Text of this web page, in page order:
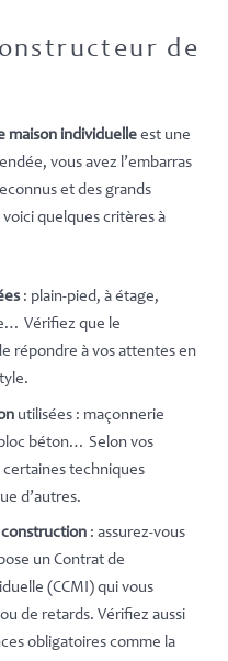
de
maison individuelleest une
vous avez l’embarras
et des grands
quelques critères à
: plain-pied, à étage,
Vérifiez que le
répondre à vos attentes en
utilisées : maçonnerie
béton… Selon vos
techniques
d’autres.
: assurez-vous
un Contrat de
(CCMI) qui vous
de retards. Vérifiez aussi
obligatoires comme la